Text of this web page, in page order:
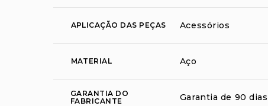
APLICAÇÃO DAS PEÇAS Acessórios
MATERIAL Aço
GARANTIA DO
FABRICANTE
Garantia de 90